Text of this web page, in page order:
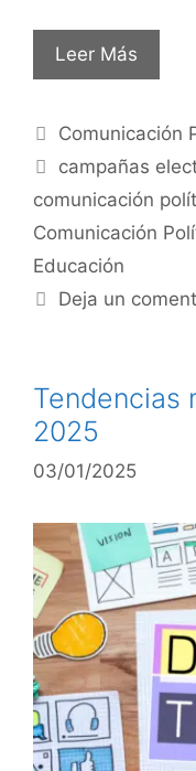
Leer Más
Comunicación
campañas
comunicación
Comunicación
Educación
Deja un
Tendencias
2025
03/01/2025